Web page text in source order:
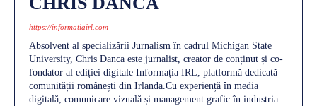
https://informatiairl.com
Absolvent al specializării Jurnalism în cadrul Michigan State
University, Chris Danca este jurnalist, creator de conținut și co-
fondator al ediției digitale Informația IRL, platformă dedicată
comunității românești din Irlanda.Cu experiență în media
digitală, comunicare vizuală și management grafic în industria